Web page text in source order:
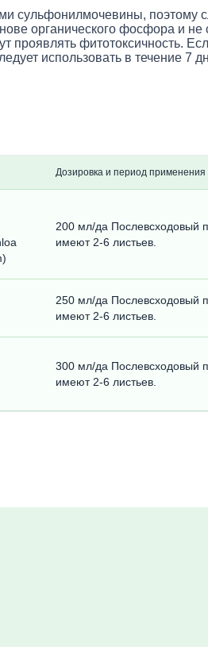
сульфонилмочевины, поэтому
органического фосфора и не
проявлять фитотоксичность.
использовать в течение 7
Дозировка и период применения
200 мл/да Послевсходовый
имеют 2-6 листьев.
250 мл/да Послевсходовый
имеют 2-6 листьев.
300 мл/да Послевсходовый
имеют 2-6 листьев.